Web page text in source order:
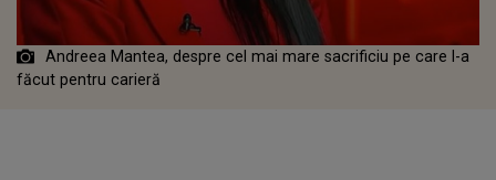
Andreea Mantea, despre cel mai mare sacrificiu pe care l-a
făcut pentru carieră